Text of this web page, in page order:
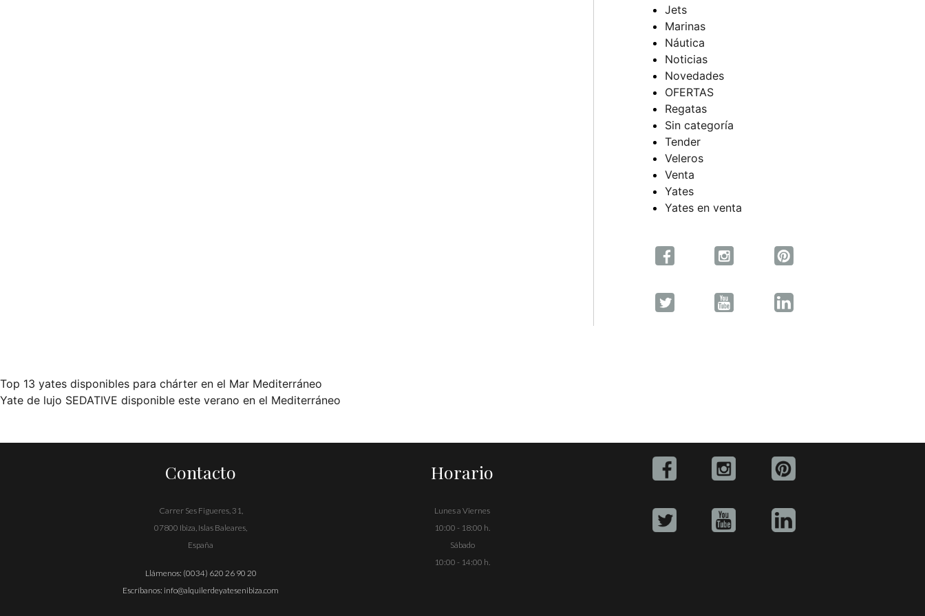
Jets
Marinas
Náutica
Noticias
Novedades
OFERTAS
Regatas
Sin categoría
Tender
Veleros
Venta
Yates
Yates en venta
Navegación
de
Top 13 yates disponibles para chárter en el Mar Mediterráneo
Yate de lujo SEDATIVE disponible este verano en el Mediterráneo
Contacto
Carrer Ses Figueres, 31,
07800 Ibiza, Islas Baleares,
España
Llámenos: (0034) 620 26 90 20
Escríbanos: info@alquilerdeyatesenibiza.com
Horario
Lunes a Viernes
10:00 - 18:00 h.
Sábado
10:00 - 14:00 h.